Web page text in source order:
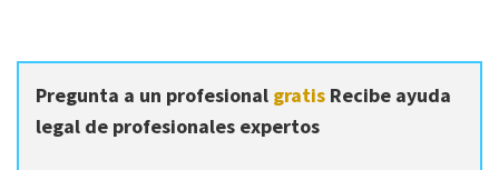
Pregunta a un profesional gratis Recibe ayuda
legal de profesionales expertos